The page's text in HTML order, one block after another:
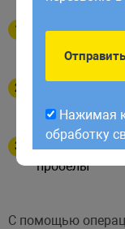
Имена
с
символы:
Имена
пробелы
С помощью
обработку
Отправить
Нажимая
обработку